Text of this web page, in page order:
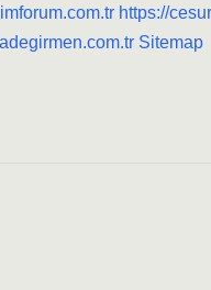
https://
Sitemap